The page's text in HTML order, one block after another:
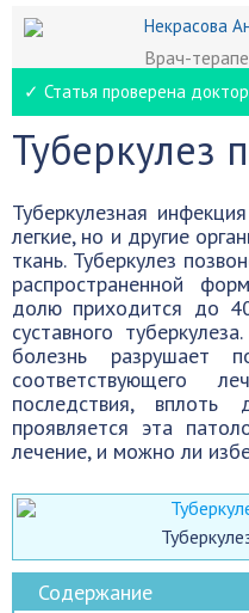
Некрасова
Врач-
✓ Статья проверена
Туберкулез
Туберкулезная
легкие, но и другие
ткань. Туберкулез
распространенной
долю приходится до
суставного
болезнь разрушает
соответствующего
последствия,
проявляется эта
лечение, и можно ли
Содержание